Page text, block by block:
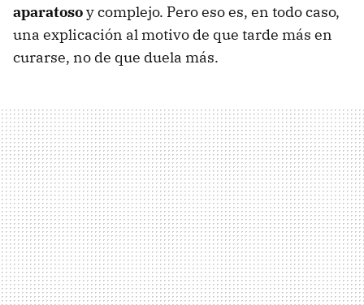
aparatosoy complejo. Pero eso es, en todo caso,
una explicación al motivo de que tarde más en
curarse, no de que duela más.